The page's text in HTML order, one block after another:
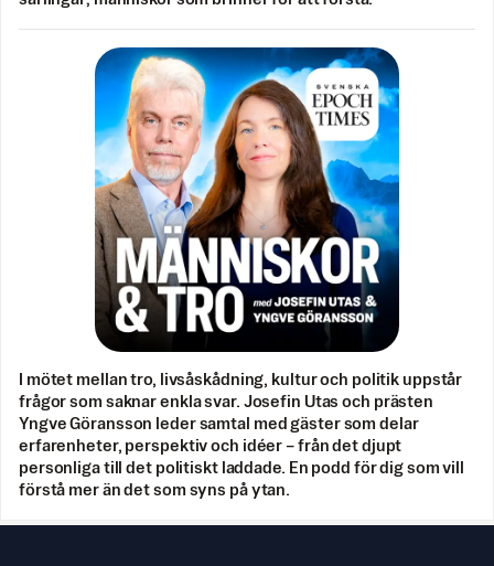
I mötet mellan tro, livsåskådning, kultur och politik uppstår
frågor som saknar enkla svar. Josefin Utas och prästen
Yngve Göransson leder samtal med gäster som delar
erfarenheter, perspektiv och idéer – från det djupt
personliga till det politiskt laddade. En podd för dig som vill
förstå mer än det som syns på ytan.